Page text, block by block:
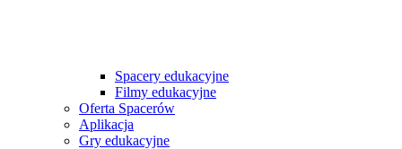
Spacery edukacyjne
Filmy edukacyjne
Oferta Spacerów
Aplikacja
Gry edukacyjne